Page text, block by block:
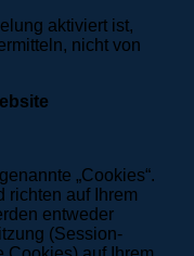
aktiviert ist,
nicht von
„Cookies“.
richten auf Ihrem
entweder
(Session-